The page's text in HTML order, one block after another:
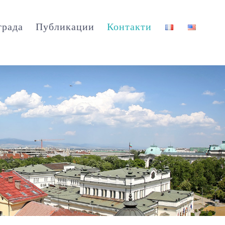
Публикации Контакти